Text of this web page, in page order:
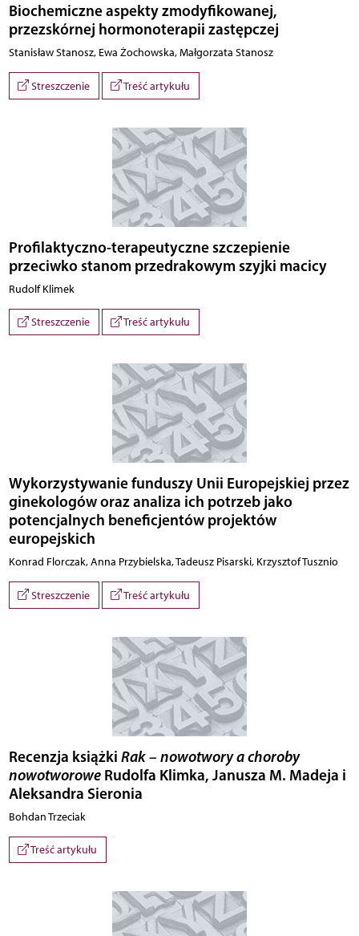
Biochemiczne aspekty zmodyfikowanej,
przezskórnej hormonoterapii zastępczej
Stanisław Stanosz, Ewa Żochowska, Małgorzata Stanosz
Streszczenie Treść artykułu
Profilaktyczno-terapeutyczne szczepienie
przeciwko stanom przedrakowym szyjki macicy
Rudolf Klimek
Streszczenie Treść artykułu
Wykorzystywanie funduszy Unii Europejskiej przez
ginekologów oraz analiza ich potrzeb jako
potencjalnych beneficjentów projektów
europejskich
Konrad Florczak, Anna Przybielska, Tadeusz Pisarski, Krzysztof Tusznio
Streszczenie Treść artykułu
Recenzja książki Rak – nowotwory a choroby
nowotworoweRudolfa Klimka, Janusza M. Madeja i
Aleksandra Sieronia
Bohdan Trzeciak
Treść artykułu